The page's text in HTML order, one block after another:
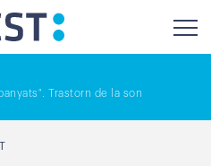
Trastorn de la son